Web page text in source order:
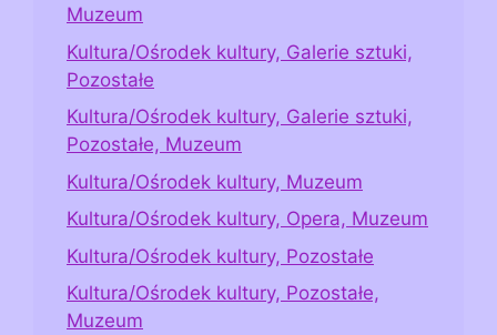
Muzeum
Kultura/Ośrodek kultury, Galerie sztuki,
Pozostałe
Kultura/Ośrodek kultury, Galerie sztuki,
Pozostałe, Muzeum
Kultura/Ośrodek kultury, Muzeum
Kultura/Ośrodek kultury, Opera, Muzeum
Kultura/Ośrodek kultury, Pozostałe
Kultura/Ośrodek kultury, Pozostałe,
Muzeum